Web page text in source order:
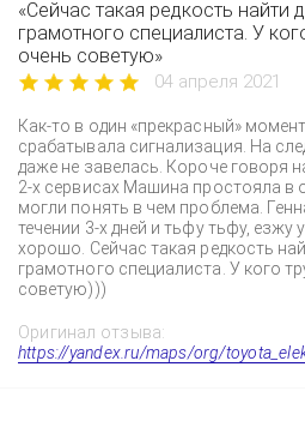
«Сейчас такая редкость найти
грамотного специалиста. У
очень советую»
04 апреля 2021
Как-то в один «прекрасный»
срабатывала сигнализация. На
даже не завелась. Короче говоря
2-х сервисах Машина простояла в
могли понять в чем проблема.
течении 3-х дней и тьфу тьфу, езжу
хорошо. Сейчас такая редкость
грамотного специалиста. У кого
советую)))
Оригинал отзыва:
https://yandex.ru/maps/org/